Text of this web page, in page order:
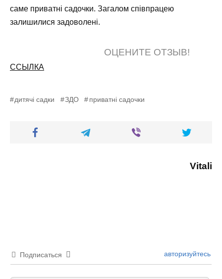
саме приватні садочки. Загалом співпрацею
залишилися задоволені.
ОЦЕНИТЕ ОТЗЫВ!
ССЫЛКА
дитячі садки ЗДО приватні садочки
Vitali
Подписаться авторизуйтесь